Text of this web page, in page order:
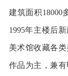
建筑面积18000
1995年主楼后
美术馆收藏各
作品为主，兼